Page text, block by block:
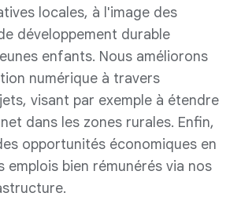
locales, à l'image des
développement durable
enfants. Nous améliorons
numérique à travers
visant par exemple à étendre
dans les zones rurales. Enfin,
opportunités économiques en
emplois bien rémunérés via nos